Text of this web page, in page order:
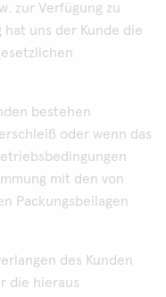
zur Verfügung zu
uns der Kunde die
bestehen
oder wenn das
mit den von
Packungsbeilagen
des Kunden
die hieraus